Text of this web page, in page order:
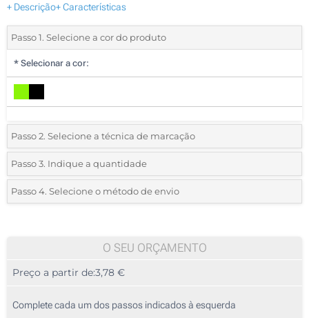
+ Descrição+ Características
Passo 1. Selecione a cor do produto
* Selecionar a cor:
Passo 2. Selecione a técnica de marcação
*Selecione o tipo de marcação e as cores do logotipo:
1 Cor (Na fivela)
Passo 3. Indique a quantidade
*Quantidade mínima:10
20
50
Passo 4. Selecione o método de envio
O SEU ORÇAMENTO
Preço a partir de:3,78 €
Complete cada um dos passos indicados à esquerda